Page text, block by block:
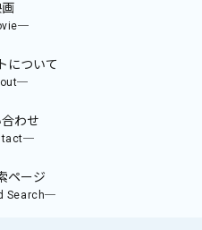
について
わせ
ページ
Search─